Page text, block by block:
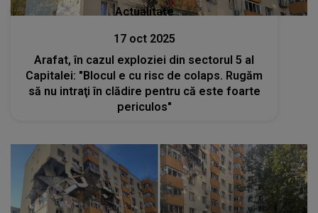
Actualitate
17 oct 2025
Arafat, în cazul exploziei din sectorul 5 al
Capitalei: "Blocul e cu risc de colaps. Rugăm
să nu intraţi în clădire pentru că este foarte
periculos"